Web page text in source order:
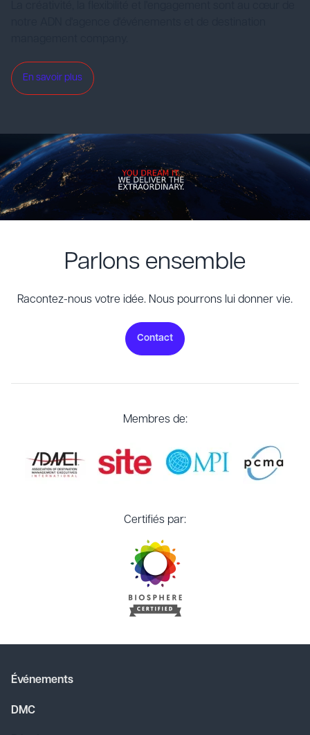
En savoir plus
Parlons ensemble
Racontez-nous votre idée. Nous pourrons lui donner vie.
Contact
Membres de:
Certifiés par:
Événements
DMC